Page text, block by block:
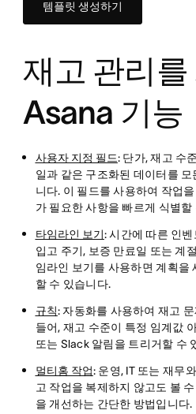
템플릿 생성하기
재고 관리
Asana 기능
사용자 지정 필드: 단가, 재고 수
일과 같은 구조화된 데이터를
니다. 이 필드를 사용하여 작업
가 필요한 사항을 빠르게 식별할
타임라인 보기: 시간에 따른 인
입고 주기, 보증 만료일 또는 계
임라인 보기를 사용하면 계획을
할 수 있습니다.
규칙: 자동화를 사용하여 재고
들어, 재고 수준이 특정 임계값
또는 Slack 알림을 트리거할 수
멀티홈 작업: 운영, IT 또는 재무
고 작업을 복제하지 않고도 볼
을 개선하는 간단한 방법입니다.